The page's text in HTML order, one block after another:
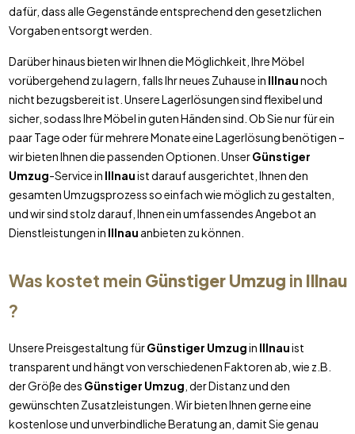
dafür, dass alle Gegenstände entsprechend den gesetzlichen
Vorgaben entsorgt werden.
Darüber hinaus bieten wir Ihnen die Möglichkeit, Ihre Möbel
vorübergehend zu lagern, falls Ihr neues Zuhause in Illnaunoch
nicht bezugsbereit ist. Unsere Lagerlösungen sind flexibel und
sicher, sodass Ihre Möbel in guten Händen sind. Ob Sie nur für ein
paar Tage oder für mehrere Monate eine Lagerlösung benötigen –
wir bieten Ihnen die passenden Optionen. UnserGünstiger
Umzug-Service in Illnauist darauf ausgerichtet, Ihnen den
gesamten Umzugsprozess so einfach wie möglich zu gestalten,
und wir sind stolz darauf, Ihnen ein umfassendes Angebot an
Dienstleistungen in Illnau anbieten zu können.
Was kostet mein Günstiger Umzug in Illnau
?
Unsere Preisgestaltung fürGünstiger Umzugin Illnauist
transparent und hängt von verschiedenen Faktoren ab, wie z.B.
der Größe des Günstiger Umzug , der Distanz und den
gewünschten Zusatzleistungen. Wir bieten Ihnen gerne eine
kostenlose und unverbindliche Beratung an, damit Sie genau